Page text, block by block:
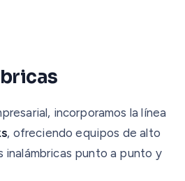
incorporamos la línea
, ofreciendo equipos de alto
inalámbricas punto a punto y